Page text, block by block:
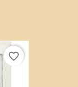
favorite_border